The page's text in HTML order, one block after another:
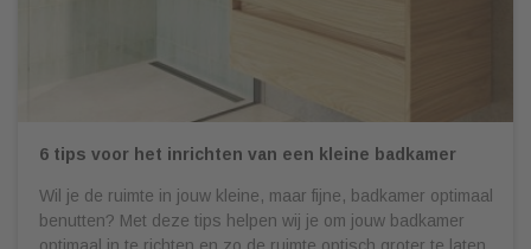
6 tips voor het inrichten van een kleine badkamer
Wil je de ruimte in jouw kleine, maar fijne, badkamer optimaal
benutten? Met deze tips helpen wij je om jouw badkamer